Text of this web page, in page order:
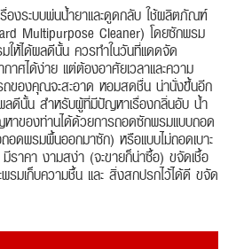
องระบบพ่นน้ำยาและดูดกลับ ใช้ผลิตภัณฑ์
Multipurpose Cleaner) โดยซักพรม
ให้ได้ผลดีนั้น ควรทำในวันที่แดดจัด
กาศได้ง่าย แต่ต้องอาศัยเวลาและความ
ถของคุณจะสะอาด หอมสดชื่น น่านั่งขึ้นอีก
ลดีนั้น สำหรับผู้ที่มีปัญหาเรื่องกลิ่นอับ น้ำ
ของท่านได้ด้วยการถอดซักพรมแบบถอด
ดพรมพื้นออกมาซัก) หรือแบบไม่ถอดเบาะ
ราคา งามสง่า (จะขายก็น่าซื้อ) ขจัดเชื้อ
ะพรมเก็บความชื้น และ สิ่งสกปรกไว้ได้ดี ขจัด